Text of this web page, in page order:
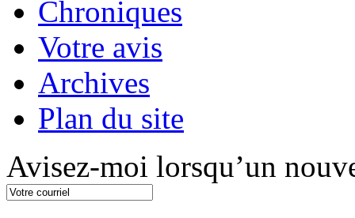
Chroniques
Votre avis
Archives
Plan du site
Avisez-moi lorsqu’un